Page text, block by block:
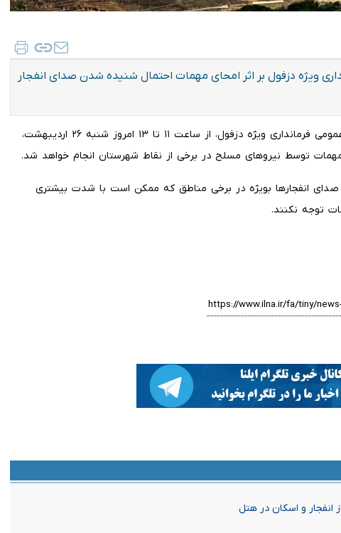
ویژه دزفول بر اثر امحای مهمات احتمال شنیده شدن صدای انفجار
ایلنا، براساس اعلام روابط عمومی فرمانداری ویژه دزفول، از ساعت ۱۱ تا ۱۳ امروز شنبه ۲۶ اردیبهشت،
توسط نیرو‌های مسلح در برخی از نقاط شهرستان انجام خواهد شد.
انفجار‌ها بویژه در برخی مناطق که ممکن است با شدت بیشتری
توجه نکنند.
و اسکان در هتل‌